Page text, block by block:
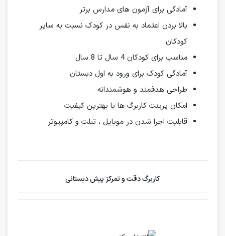
آمادگی برای آزمون های مدارس برتر
بالا بردن اعتماد به نفس در کودک نسبت به سایر
کودکان
مناسب برای کودکان 4 سال تا 8 سال
آمادگی کودک برای ورود به اول دبستان
طراحی هدفمند و هوشمندانه
امکان پرینت کاربرگ ها با بهترین کیفیت
قابلیت اجرا شدن در موبایل ، تبلت و کامپیوتر
کاربرگ دقت و تمرکز پیش دبستانی